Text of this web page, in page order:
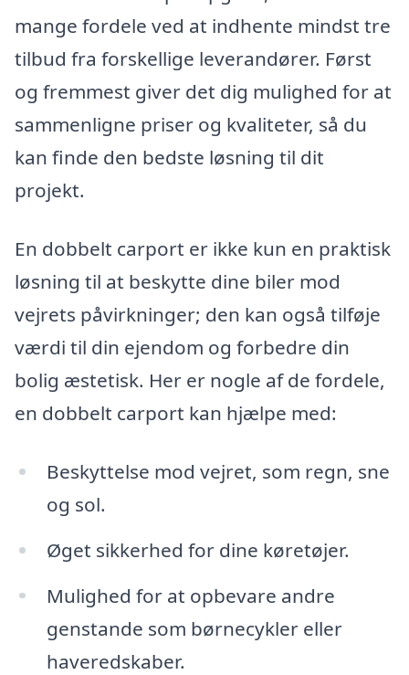
mange fordele ved at indhente mindst tre
tilbud fra forskellige leverandører. Først
og fremmest giver det dig mulighed for at
sammenligne priser og kvaliteter, så du
kan finde den bedste løsning til dit
projekt.
En dobbelt carport er ikke kun en praktisk
løsning til at beskytte dine biler mod
vejrets påvirkninger; den kan også tilføje
værdi til din ejendom og forbedre din
bolig æstetisk. Her er nogle af de fordele,
en dobbelt carport kan hjælpe med:
Beskyttelse mod vejret, som regn, sne
og sol.
Øget sikkerhed for dine køretøjer.
Mulighed for at opbevare andre
genstande som børnecykler eller
haveredskaber.